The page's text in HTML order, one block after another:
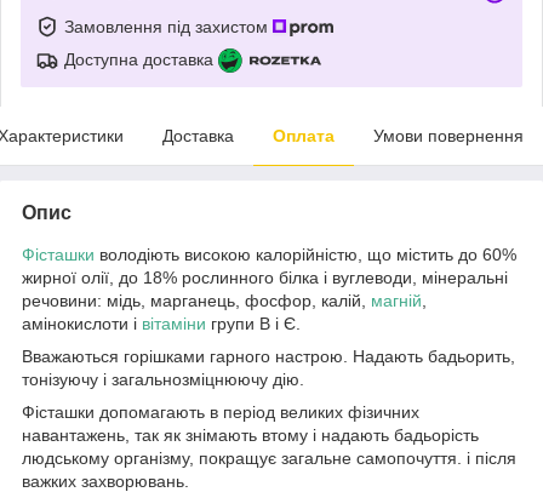
Замовлення під захистом
Доступна доставка
Доставка Оплата Умови повернення
Опис
Фісташки володіють високою калорійністю, що містить до 60%
жирної олії, до 18% рослинного білка і вуглеводи, мінеральні
речовини: мідь, марганець, фосфор, калій, магній
амінокислоти і вітаміни групи В і Є.
Вважаються горішками гарного настрою. Надають бадьорить,
тонізуючу і загальнозміцнюючу дію.
Фісташки допомагають в період великих фізичних
навантажень, так як знімають втому і надають бадьорість
людському організму, покращує загальне самопочуття. і після
важких захворювань.